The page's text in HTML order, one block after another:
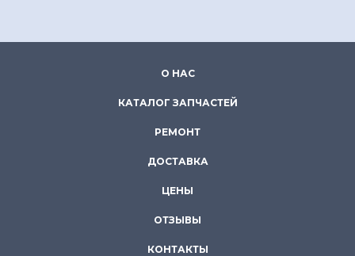
О НАС
КАТАЛОГ ЗАПЧАСТЕЙ
РЕМОНТ
ДОСТАВКА
ЦЕНЫ
ОТЗЫВЫ
КОНТАКТЫ